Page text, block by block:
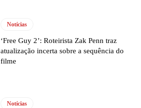
Notícias
‘Free Guy 2’: Roteirista Zak Penn traz
atualização incerta sobre a sequência do
filme
Notícias